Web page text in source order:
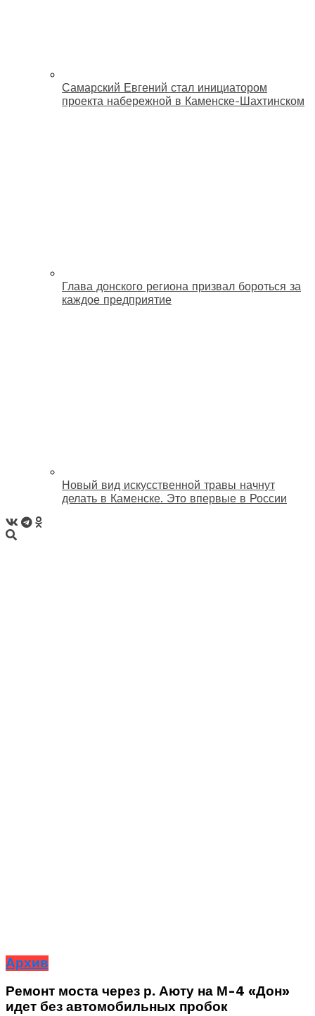
Самарский Евгений стал инициатором
проекта набережной в Каменске-Шахтинском
Глава донского региона призвал бороться за
каждое предприятие
Новый вид искусственной травы начнут
делать в Каменске. Это впервые в России
Архив
Ремонт моста через р. Аюту на М-4 «Дон»
идет без автомобильных пробок